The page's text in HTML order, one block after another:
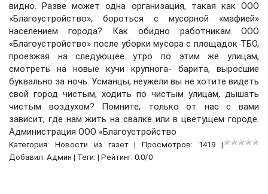
видно. Разве может одна организация, такая как ООО
«Благоустройство», бороться с мусорной «мафией»
населением города? Как обидно работникам ООО
«Благоустройство» после уборки мусора с площадок ТБО,
проезжая на следующее утро по этим же улицам,
смотреть на новые кучи крупнога- барита, выросшие
буквально за ночь. Усманцы, неужели вы не хотите видеть
свой город чистым, ходить по чистым улицам, дышать
чистым воздухом? Помните, только от нас с вами
зависит, где нам жить на свалке или в цветущем городе.
Администрация ООО «Благоустройство
Категория: Новости из газет| Просмотров: 1419 |
Добавил: Админ | Теги: | Рейтинг: 0.0/0